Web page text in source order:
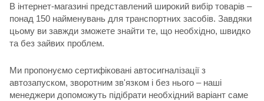
В інтернет-магазині представлений широкий вибір товарів –
понад 150 найменувань для транспортних засобів. Завдяки
цьому ви завжди зможете знайти те, що необхідно, швидко
та без зайвих проблем.
Ми пропонуємо сертифіковані автосигналізації з
автозапуском, зворотним зв'язком і без нього – наші
менеджери допоможуть підібрати необхідний варіант саме